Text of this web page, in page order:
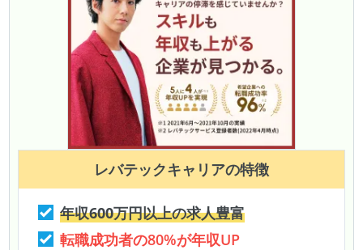
レバテックキャリアの特徴
年収600万円以上の求人豊富
転職成功者の80%が年収UP